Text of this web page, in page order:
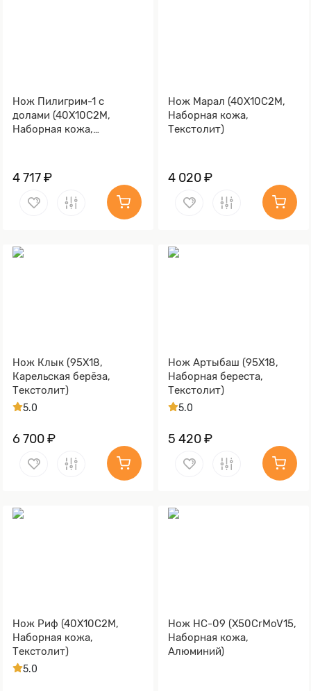
Нож Пилигрим-1 с
долами (40Х10С2М,
Наборная кожа,
4 717 ₽
Нож Марал (40Х10С2М,
Наборная кожа,
Текстолит)
4 020 ₽
Нож Клык (95Х18,
Карельская берёза,
Текстолит)
5.0
6 700 ₽
Нож Артыбаш (95Х18,
Наборная береста,
Текстолит)
5.0
5 420 ₽
Нож Риф (40Х10С2М,
Наборная кожа,
Текстолит)
5.0
Нож НС-09 (X50CrMoV15,
Наборная кожа,
Алюминий)